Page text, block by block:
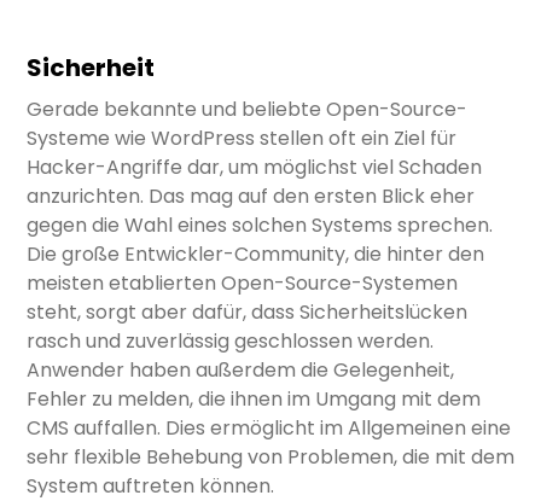
Sicherheit
Gerade bekannte und beliebte Open-Source-
Systeme wie WordPress stellen oft ein Ziel für
Hacker-Angriffe dar, um möglichst viel Schaden
anzurichten. Das mag auf den ersten Blick eher
gegen die Wahl eines solchen Systems sprechen.
Die große Entwickler-Community, die hinter den
meisten etablierten Open-Source-Systemen
steht, sorgt aber dafür, dass Sicherheitslücken
rasch und zuverlässig geschlossen werden.
Anwender haben außerdem die Gelegenheit,
Fehler zu melden, die ihnen im Umgang mit dem
CMS auffallen. Dies ermöglicht im Allgemeinen eine
sehr flexible Behebung von Problemen, die mit dem
System auftreten können.